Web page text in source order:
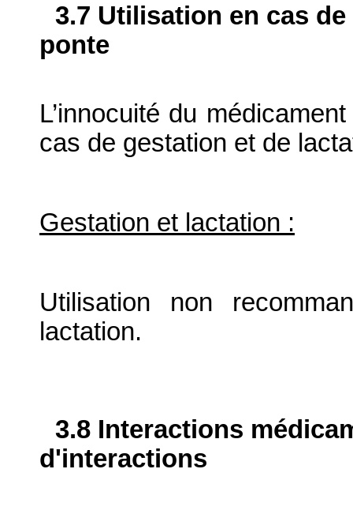
3.7 Utilisation en cas
ponte
L’innocuité du
cas de gestation et de
Gestation et lactation :
Utilisation non
lactation.
3.8 Interactions
d'interactions